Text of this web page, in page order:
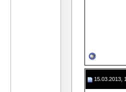
15.03.2013,